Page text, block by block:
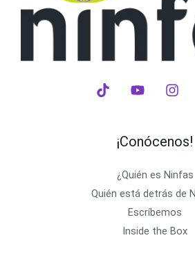
¡Conócenos!
¿Quién es Ninfas
Quién está detrás de
Escríbemos
Inside the Box